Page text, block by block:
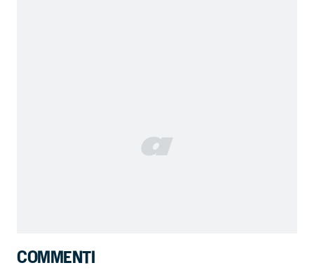
COMMENTI